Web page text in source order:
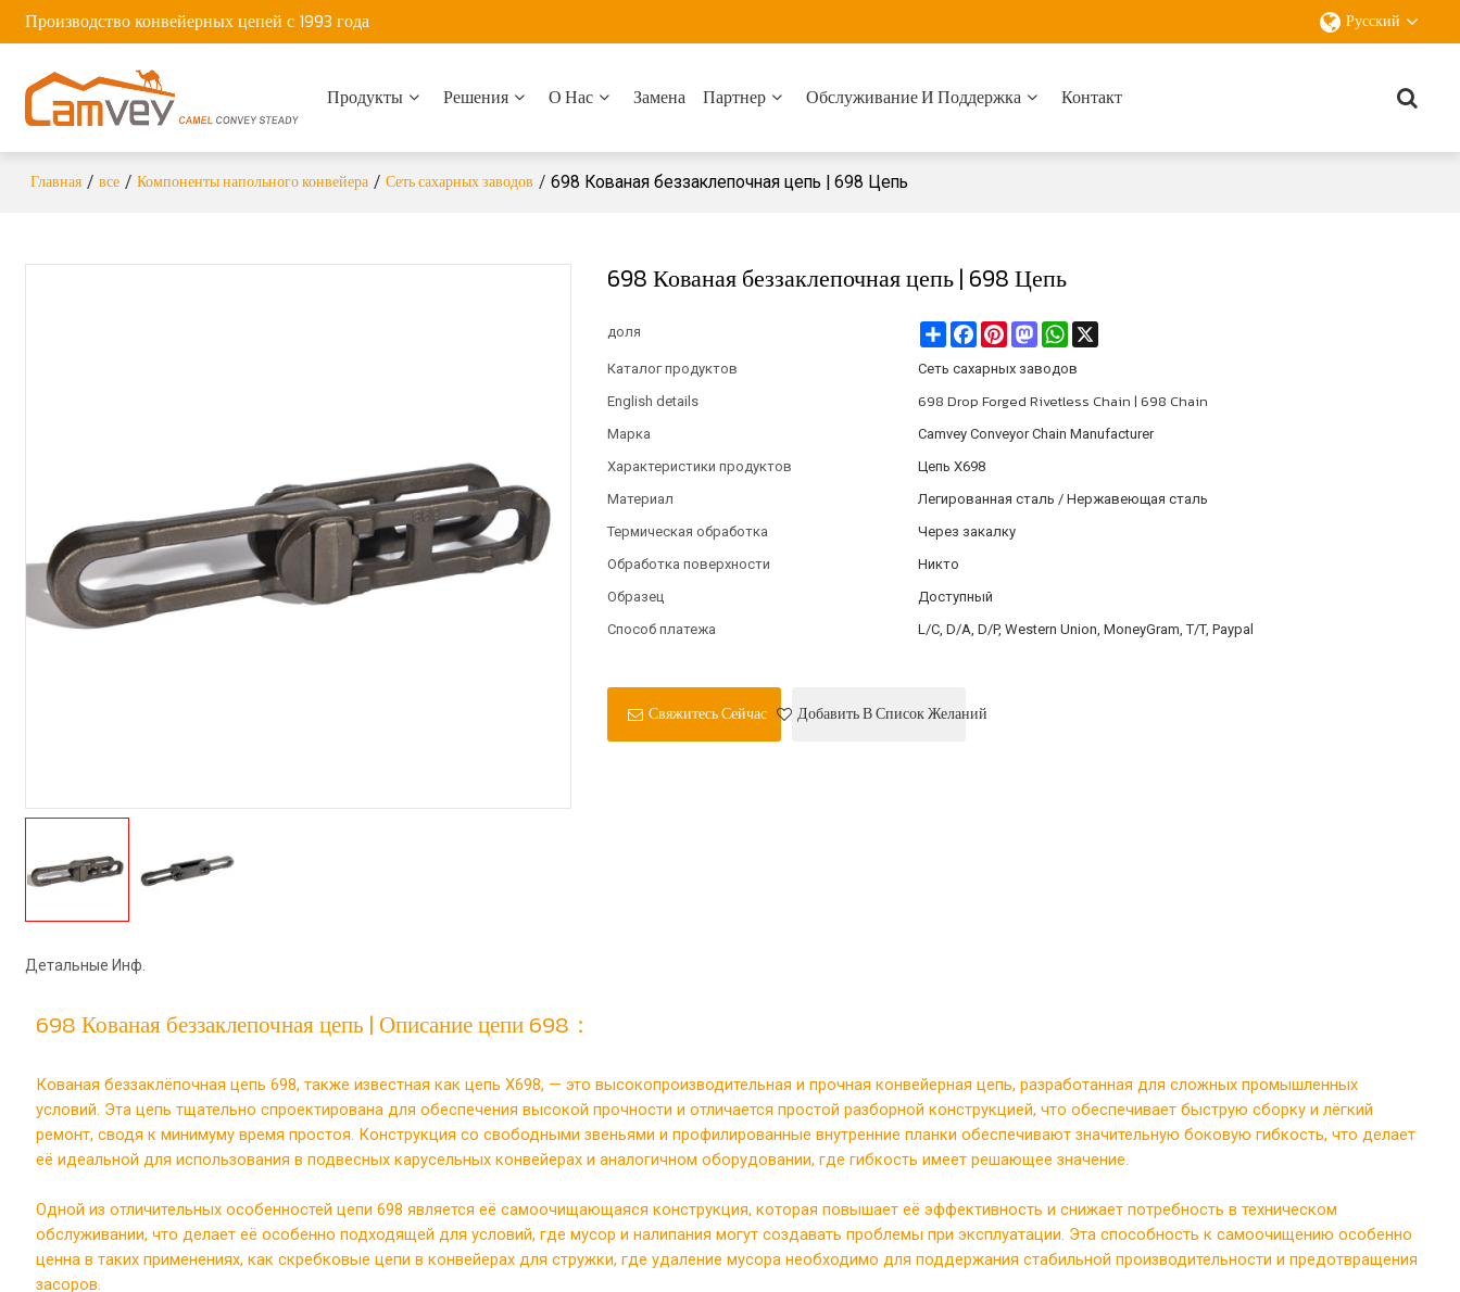
Производство конвейерных цепей с 1993 года Русский
Продукты Решения О Нас Замена Партнер Обслуживание И Поддержка Контакт
Главная / все / Компоненты напольного конвейера / Сеть сахарных заводов / 698 Кованая беззаклепочная цепь | 698 Цепь
698 Кованая беззаклепочная цепь | 698 Цепь
доля ShareFacebookPinterestMastodonWhatsApp
Каталог продуктов
Сеть сахарных заводов
English details
698 Drop Forged Rivetless Chain | 698 Chain
Марка
Camvey Conveyor Chain Manufacturer
Характеристики продуктов
Цепь X698
Материал
Легированная сталь / Нержавеющая сталь
Термическая обработка
Через закалку
Обработка поверхности
Никто
Образец
Доступный
Способ платежа
L/C, D/A, D/P, Western Union, MoneyGram, T/T, Paypal
Свяжитесь Сейчас Добавить В Список Желаний
Детальные Инф.
698 Кованая беззаклепочная цепь | Описание цепи 698：
Кованая беззаклёпочная цепь 698, также известная как цепь X698, — это высокопроизводительная и прочная конвейерная цепь, разработанная для сложных промышленных
условий. Эта цепь тщательно спроектирована для обеспечения высокой прочности и отличается простой разборной конструкцией, что обеспечивает быструю сборку и лёгкий
ремонт, сводя к минимуму время простоя. Конструкция со свободными звеньями и профилированные внутренние планки обеспечивают значительную боковую гибкость, что делает
её идеальной для использования в подвесных карусельных конвейерах и аналогичном оборудовании, где гибкость имеет решающее значение.
Одной из отличительных особенностей цепи 698 является её самоочищающаяся конструкция, которая повышает её эффективность и снижает потребность в техническом
обслуживании, что делает её особенно подходящей для условий, где мусор и налипания могут создавать проблемы при эксплуатации. Эта способность к самоочищению особенно
ценна в таких применениях, как скребковые цепи в конвейерах для стружки, где удаление мусора необходимо для поддержания стабильной производительности и предотвращения
засоров.